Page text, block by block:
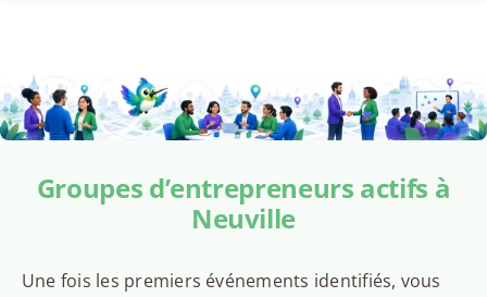
Groupes d’entrepreneurs actifs à
Neuville
Une fois les premiers événements identifiés, vous